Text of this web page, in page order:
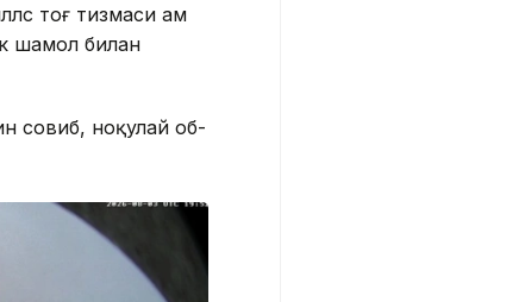
тоғ тизмаси ҳам
шамол билан
совиб, ноқулай об-